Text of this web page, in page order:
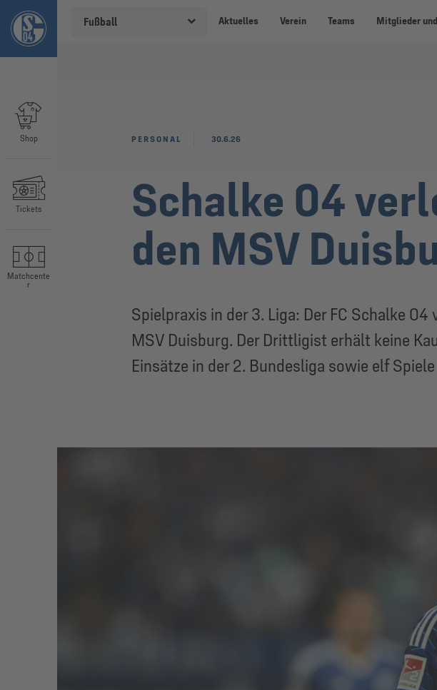
Fußball Aktuelles Verein Teams Mitglieder
Shop
Tickets
Matchcente
r
Schalke 04
den MSV
Spielpraxis in der 3. Liga: Der FC Schalke
MSV Duisburg. Der Drittligist erhält keine
Einsätze in der 2. Bundesliga sowie elf
PERSONAL 30.6.26